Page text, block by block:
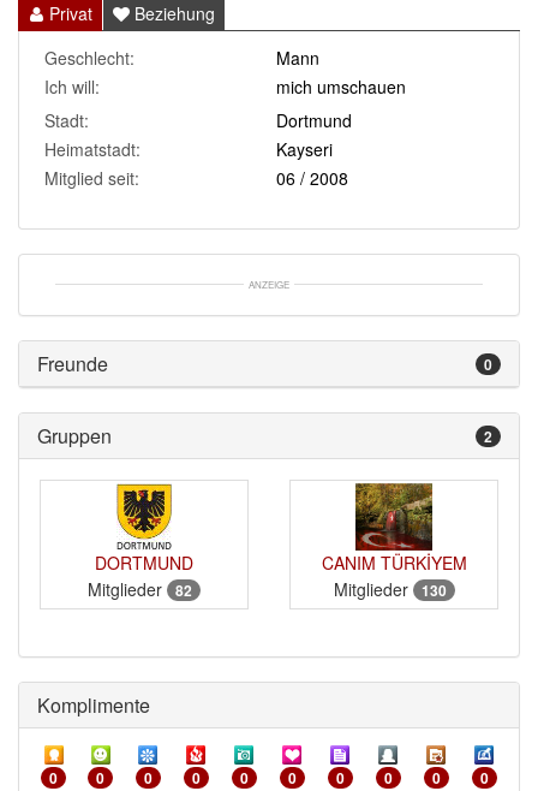
Privat
Beziehung
Geschlecht:
Mann
Ich will:
mich umschauen
Stadt:
Dortmund
Heimatstadt:
Kayseri
Mitglied seit:
06 / 2008
ANZEIGE
Freunde 0
Gruppen 2
DORTMUND
Mitglieder
82
CANIM TÜRKİYEM
Mitglieder
130
Komplimente
0 0 0 0 0 0 0 0 0 0